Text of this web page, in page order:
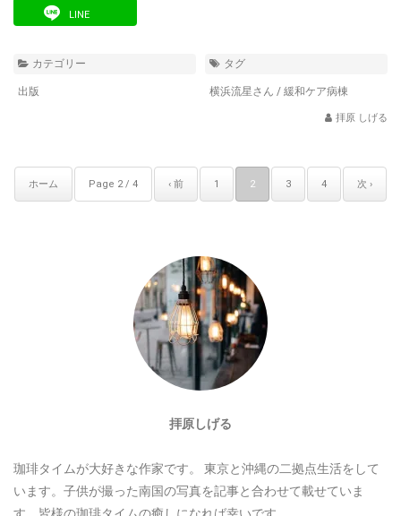
LINE
カテゴリー
出版
タグ
横浜流星さん / 緩和ケア病棟
拝原 しげる
ホーム Page 2 / 4 ‹ 前 1 2 3 4 次 ›
拝原しげる
珈琲タイムが大好きな作家です。
東京と沖縄の二拠点生活をして
います。子供が撮った南国の写真を記事と合わせて載せていま
す。皆様の珈琲タイムの癒しになれば幸いです。